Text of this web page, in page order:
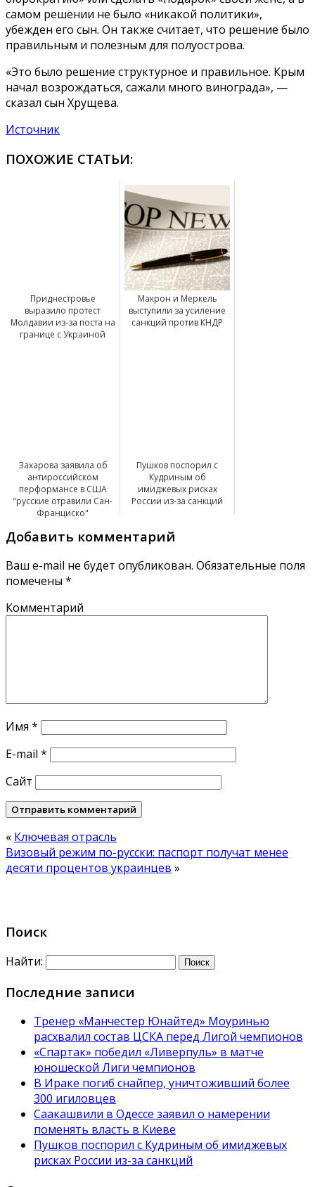
самом решении не было «никакой политики»,
убежден его сын. Он также считает, что решение было
правильным и полезным для полуострова.
«Это было решение структурное и правильное. Крым
начал возрождаться, сажали много винограда», —
сказал сын Хрущева.
Источник
ПОХОЖИЕ СТАТЬИ:
Приднестровье
выразило протест
Молдавии из-за поста на
границе с Украиной
Макрон и Меркель
выступили за усиление
санкций против КНДР
Захарова заявила об
антироссийском
перформансе в США
"русские отравили Сан-
Франциско"
Пушков поспорил с
Кудриным об
имиджевых рисках
России из-за санкций
Добавить комментарий
Ваш e-mail не будет опубликован. Обязательные поля
помечены *
Комментарий
Имя *
E-mail *
Сайт
« Ключевая отрасль
Визовый режим по-русски: паспорт получат менее
десяти процентов украинцев »
Поиск
Найти:
Последние записи
Тренер «Манчестер Юнайтед» Моуринью
расхвалил состав ЦСКА перед Лигой чемпионов
«Спартак» победил «Ливерпуль» в матче
юношеской Лиги чемпионов
В Ираке погиб снайпер, уничтоживший более
300 игиловцев
Саакашвили в Одессе заявил о намерении
поменять власть в Киеве
Пушков поспорил с Кудриным об имиджевых
рисках России из-за санкций